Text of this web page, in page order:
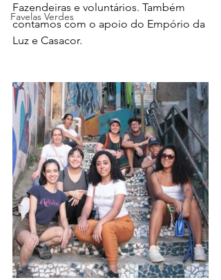
Favelas Verdes
Fazendeiras e voluntários. Também
contamos com o apoio do Empório da
Luz e Casacor.